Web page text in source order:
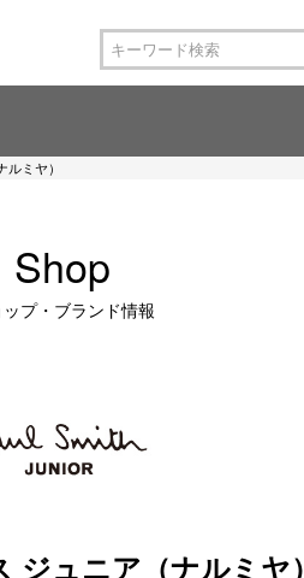
ミヤ）
Shop
プ・ブランド情報
ジュニア（ナルミヤ）